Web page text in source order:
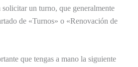
un turno, que generalmente
de «Turnos» o «Renovación de
que tengas a mano la siguiente